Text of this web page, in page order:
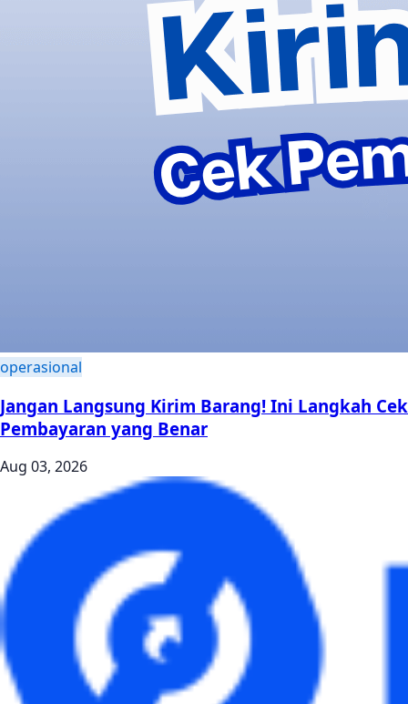
operasional
Jangan Langsung Kirim Barang! Ini Langkah Cek
Pembayaran yang Benar
Aug 03, 2026